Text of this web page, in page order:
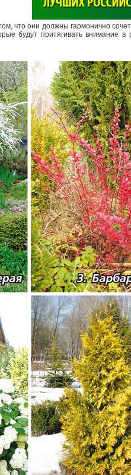
>
что они должны гармонично
будут притягивать внимание